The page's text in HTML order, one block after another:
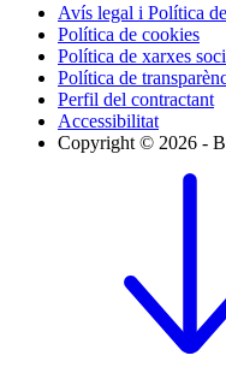
Avís legal i Política
Política de cookies
Política de xarxes
Política de
Perfil del contractant
Accessibilitat
Copyright © 2026 -